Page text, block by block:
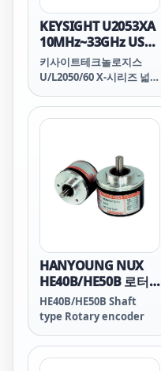
KEYSIGHT U2053XA
10MHz~33GHz USB
넓은 동적 범위 평균
파워 센서
키사이트테크놀로지스
U/L2050/60 X-시리즈 넓은
든 변조 신호를 정확하게
측정하십시오. USB/LAN
-70~+26dBm을 망라하는
넓은 동적 범위와 함께 제
공됩니다. 이 센서는 모든
변조 신호에 대해 매우 정
확하고 반복 가능한 전력
제조 스루풋을 실현하는 초
당 50,000회 판독의 초고속
측정 속도를 갖추고 있습니
다. 또한 사용자는 내부 제
로화 및 교정 기능을 통해
시간을 단축하고 측정 불확
실성을 줄일 수 있습니다.
U/L2050/60 X-시리즈는 키
사이트 BenchVue 소프트
HANYOUNG NUX
HE40B/HE50B 로터
리 엔코더
HE40B/HE50B Shaft
type Rotary encoder